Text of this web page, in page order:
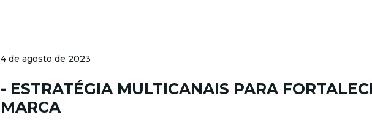
4 de agosto de 2023
- ESTRATÉGIA MULTICANAIS PARA
MARCA